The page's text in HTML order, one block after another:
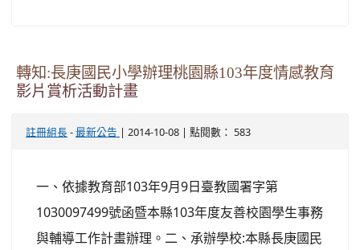
轉知:長庚國民小學辦理桃園縣103年度情感教育
影片賞析活動計畫
註冊組長 - 最新公告 | 2014-10-08 | 點閱數： 583
一、依據教育部103年9月9日臺教國署字第
1030097499號函暨本縣103年度友善校園學生事務
與輔導工作計畫辦理。二、承辦學校:本縣長庚國民